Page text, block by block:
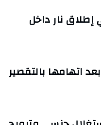
نار داخل
اتهامها بالتقصير